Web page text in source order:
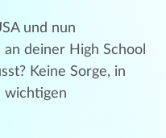
und nun
deiner High School
Keine Sorge, in
wichtigen